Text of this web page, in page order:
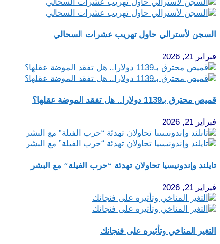
السجن لأسترالي حاول تهريب عشرات السحالي
فبراير 21, 2026
قميص محترق بـ1139 دولارا.. هل تفقد الموضة عقلها؟
فبراير 21, 2026
تايلند وإندونيسيا تحاولان تهدئة “حرب الفيلة” مع البشر
فبراير 21, 2026
التغير المناخي وتأثيره على فنجانك